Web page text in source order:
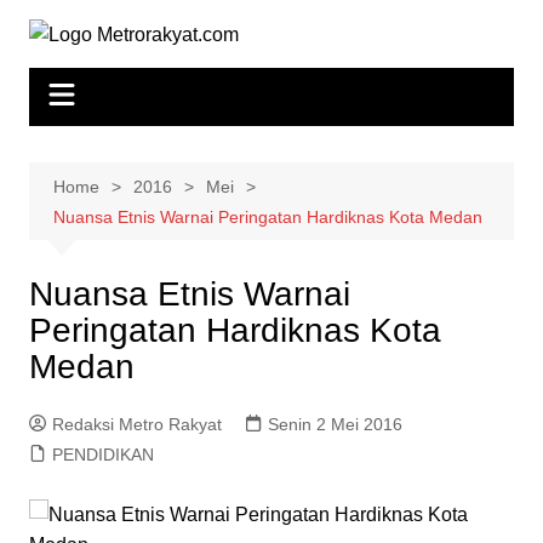
content
Home 2016
Mei
Nuansa Etnis Warnai Peringatan Hardiknas Kota Medan
Nuansa Etnis Warnai
Peringatan Hardiknas Kota
Medan
Redaksi Metro Rakyat
Senin 2 Mei 2016
PENDIDIKAN